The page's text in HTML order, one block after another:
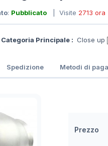
: Pubblicato | Visite 2713 ora
Categoria Principale : Close up
Spedizione Metodi di
Prezzo